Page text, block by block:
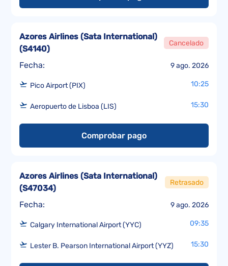
Fecha: 9 ago. 2026
Azores Airlines (Sata International)
(S4140)
Cancelado
Pico Airport (PIX) 10:25
Aeropuerto de Lisboa (LIS) 15:30
Comprobar pago
Fecha: 9 ago. 2026
Azores Airlines (Sata International)
(S47034)
Retrasado
Calgary International Airport (YYC) 09:35
Lester B. Pearson International Airport (YYZ) 15:30